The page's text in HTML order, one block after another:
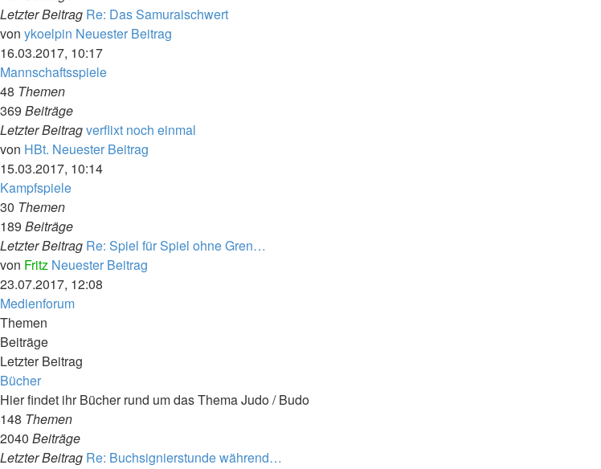
Letzter Beitrag Re: Das Samuraischwert
von ykoelpin Neuester Beitrag
16.03.2017, 10:17
Mannschaftsspiele
48 Themen
369 Beiträge
Letzter Beitragverflixt noch einmal
von HBt. Neuester Beitrag
15.03.2017, 10:14
Kampfspiele
30 Themen
189 Beiträge
Letzter Beitrag Re: Spiel für Spiel ohne Gren…
von Fritz Neuester Beitrag
23.07.2017, 12:08
Medienforum
Themen
Beiträge
Letzter Beitrag
Bücher
Hier findet ihr Bücher rund um das Thema Judo / Budo
148 Themen
2040 Beiträge
Letzter Beitrag Re: Buchsignierstunde während…